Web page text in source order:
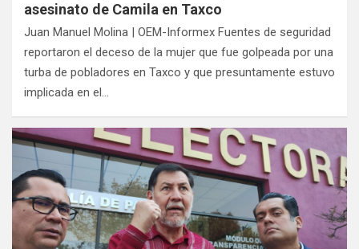
asesinato de Camila en Taxco
Juan Manuel Molina | OEM-Informex Fuentes de seguridad
reportaron el deceso de la mujer que fue golpeada por una
turba de pobladores en Taxco y que presuntamente estuvo
implicada en el…